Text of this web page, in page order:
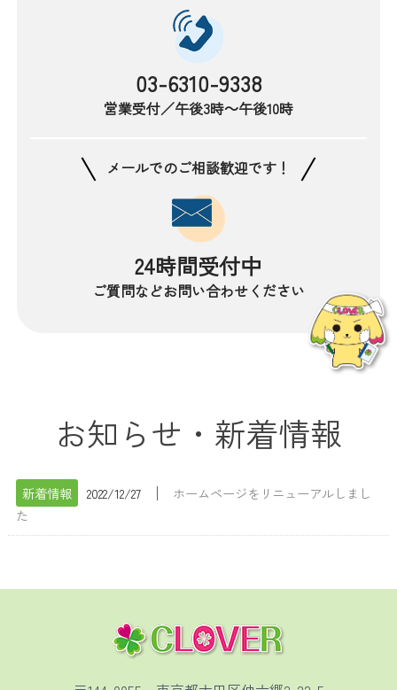
03-6310-9338
営業受付／午後3時～午後10時
メールでのご相談歓迎です！
24時間受付中
ご質問などお問い合わせください
お知らせ・新着情報
新着情報 2022/12/27 │
ホームページをリニューアルしまし
た